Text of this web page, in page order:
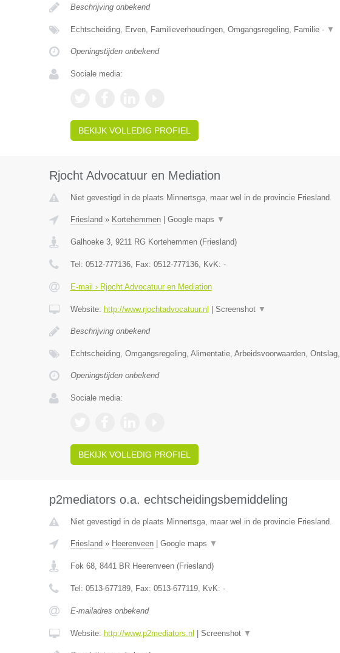
Beschrijving onbekend
Echtscheiding, Erven, Familieverhoudingen, Omgangsregeling, Familie - ▼
Openingstijden onbekend
Sociale media:
BEKIJK VOLLEDIG PROFIEL
Rjocht Advocatuur en Mediation
Niet gevestigd in de plaats Minnertsga, maar wel in de provincie Friesland.
Friesland » Kortehemmen| Google maps ▼
Galhoeke 3, 9211 RG Kortehemmen(Friesland)
Tel: 0512-777136, Fax: 0512-777136, KvK: -
E-mail › Rjocht Advocatuur en Mediation
Website: http://www.rjochtadvocatuur.nl Screenshot ▼
Beschrijving onbekend
Echtscheiding, Omgangsregeling, Alimentatie, Arbeidsvoorwaarden, Ontslag,
Openingstijden onbekend
Sociale media:
BEKIJK VOLLEDIG PROFIEL
p2mediators o.a. echtscheidingsbemiddeling
Niet gevestigd in de plaats Minnertsga, maar wel in de provincie Friesland.
Friesland » Heerenveen| Google maps ▼
Fok 68, 8441 BR Heerenveen(Friesland)
Tel: 0513-677189, Fax: 0513-677119, KvK: -
E-mailadres onbekend
Website: http://www.p2mediators.nl Screenshot ▼